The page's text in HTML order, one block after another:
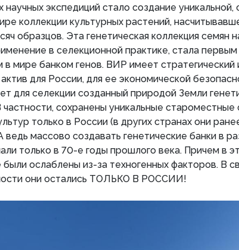
научных экспедиций стало создание уникальной,
коллекции культурных растений,
образцов. Эта генетическая коллекция семян
в селекционной практике, стала первым
в мире банком генов. ВИР имеет стратегический
для России, для ее экономической
для селекции созданный природой Земли
сохранены уникальные староместные
только в России (в других странах они
ведь массово создавать генетические банки в
только в 70-е годы прошлого века. Причем в
ослаблены из-за техногенных факторов. В
они остались ТОЛЬКО В РОССИИ!